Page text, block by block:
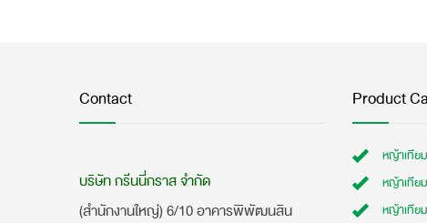
Contact
บริษัท กรีนนี่กราส จำกัด
(สำนักงานใหญ่) 6/10 อาคารพิพัฒนสิน
Product
หญ้าเที
หญ้าเทีย
หญ้าเที